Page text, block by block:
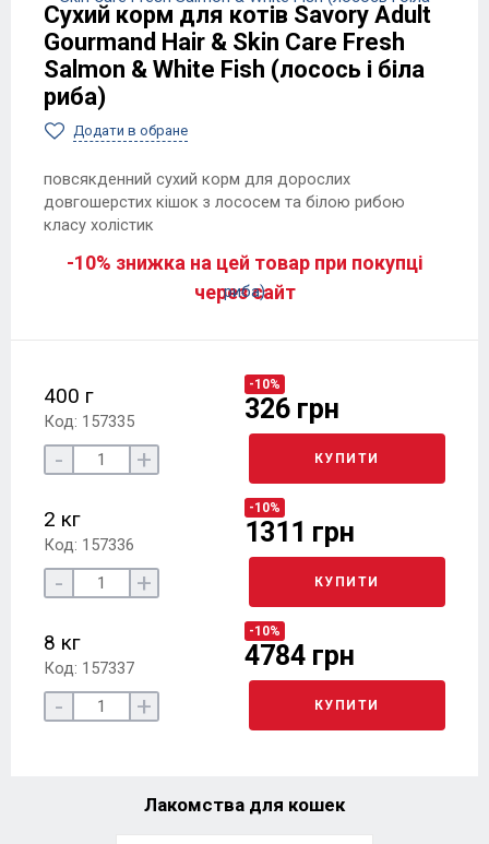
Сухий корм для котів Savory Adult
Gourmand Hair & Skin Care Fresh
Salmon & White Fish (лосось і біла
риба)
Додати в обране
повсякденний сухий корм для дорослих
довгошерстих кішок з лососем та білою рибою
класу холістик
-10% знижка на цей товар при покупці
через сайт
400 г
Код: 157335
-10%
326 грн
- + КУПИТИ
2 кг
Код: 157336
-10%
1311 грн
- + КУПИТИ
8 кг
Код: 157337
-10%
4784 грн
- + КУПИТИ
Лакомства для кошек